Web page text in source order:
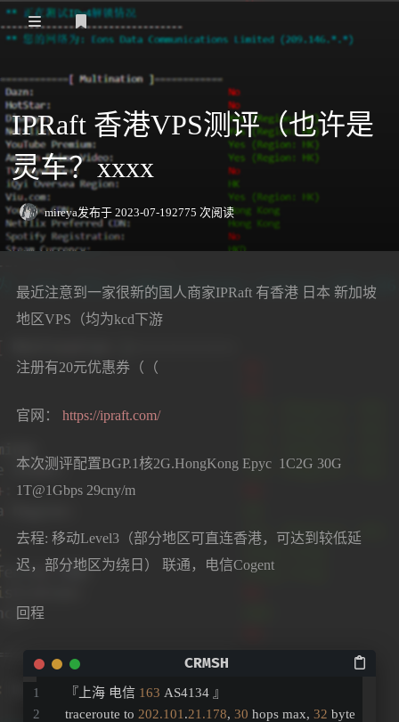
Speedtest
VPS测评
日本
香港
新加坡
日常
关于我
友情链接
登录
IPRaft 香港VPS测评（也许是
灵车？xxxx
mireya发布于 2023-07-192775 次阅读
最近注意到一家很新的国人商家IPRaft 有香港 日本 新加坡
地区VPS（均为kcd下游
注册有20元优惠券（（
官网： https://ipraft.com/
本次测评配置BGP.1核2G.HongKong Epyc 1C2G 30G
1T@1Gbps 29cny/m
去程: 移动Level3（部分地区可直连香港，可达到较低延
迟，部分地区为绕日） 联通，电信Cogent
回程
『上海 电信 163 AS4134 』
traceroute to 202.101 .21.178, 30 hops max, 32 byte